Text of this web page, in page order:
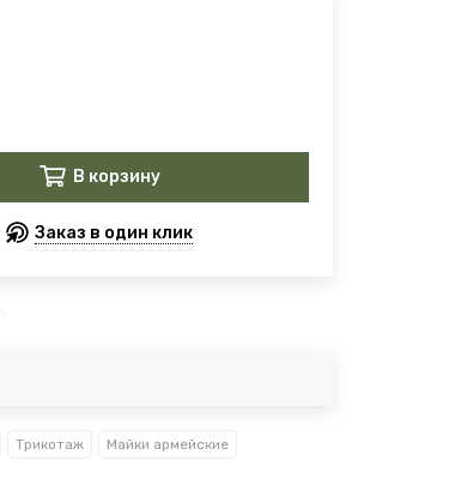
В корзину
Заказ в один клик
Трикотаж Майки армейские